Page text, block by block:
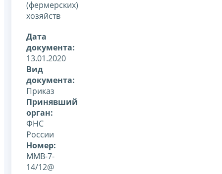
(фермерских)
хозяйств
Дата
документа:
13.01.2020
Вид
документа:
Приказ
Принявший
орган:
ФНС
России
Номер:
ММВ-7-
14/12@